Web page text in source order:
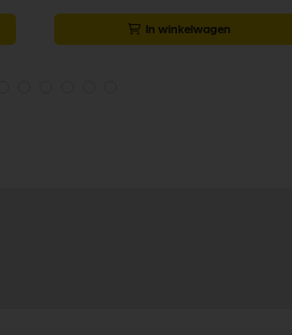
In winkelwagen